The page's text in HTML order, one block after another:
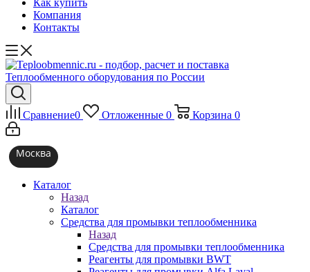
Как купить
Компания
Контакты
Сравнение0 Отложенные 0 Корзина 0
Москва
Каталог
Назад
Каталог
Средства для промывки теплообменника
Назад
Средства для промывки теплообменника
Реагенты для промывки BWT